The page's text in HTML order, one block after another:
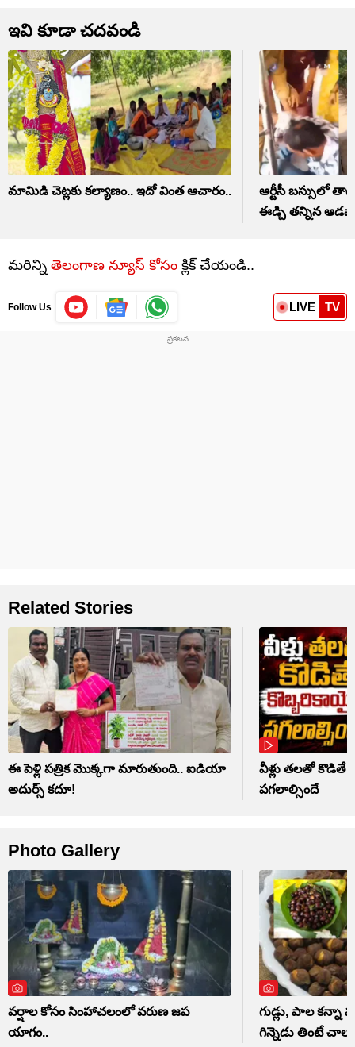
ఇవి కూడా చదవండి
మామిడి చెట్లకు కల్యాణం.. ఇదో వింత ఆచారం..
ఆర్టీసీ బస్సులో
ఈడ్చి తన్నిన
మరిన్ని తెలంగాణ న్యూస్ కోసం క్లిక్ చేయండి..
Follow Us LIVE TV
Related Stories
ఈ పెళ్లి పత్రిక మొక్కగా మారుతుంది.. ఐడియా
అదుర్స్ కదూ!
వీళ్లు తలతో
పగలాల్సిందే
Photo Gallery
వర్షాల కోసం సింహాచలంలో వరుణ జప
యాగం..
గుడ్లు, పాల కన్నా
గిన్నెడు తింటే చాలు